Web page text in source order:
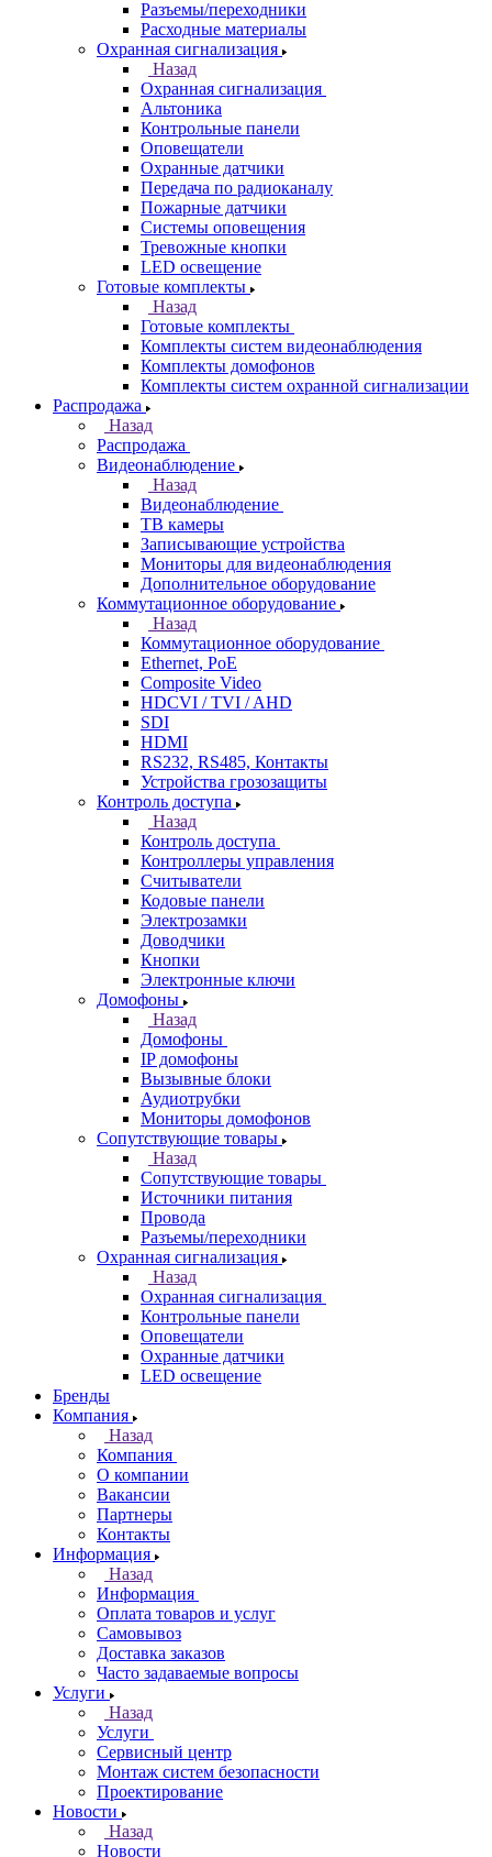
Разъемы/переходники
Расходные материалы
Охранная сигнализация
Назад
Охранная сигнализация
Альтоника
Контрольные панели
Оповещатели
Охранные датчики
Передача по радиоканалу
Пожарные датчики
Системы оповещения
Тревожные кнопки
LED освещение
Готовые комплекты
Назад
Готовые комплекты
Комплекты систем видеонаблюдения
Комплекты домофонов
Комплекты систем охранной сигнализации
Распродажа
Назад
Распродажа
Видеонаблюдение
Назад
Видеонаблюдение
ТВ камеры
Записывающие устройства
Мониторы для видеонаблюдения
Дополнительное оборудование
Коммутационное оборудование
Назад
Коммутационное оборудование
Ethernet, PoE
Composite Video
HDCVI / TVI / AHD
SDI
HDMI
RS232, RS485, Контакты
Устройства грозозащиты
Контроль доступа
Назад
Контроль доступа
Контроллеры управления
Считыватели
Кодовые панели
Электрозамки
Доводчики
Кнопки
Электронные ключи
Домофоны
Назад
Домофоны
IP домофоны
Вызывные блоки
Аудиотрубки
Мониторы домофонов
Сопутствующие товары
Назад
Сопутствующие товары
Источники питания
Провода
Разъемы/переходники
Охранная сигнализация
Назад
Охранная сигнализация
Контрольные панели
Оповещатели
Охранные датчики
LED освещение
Бренды
Компания
Назад
Компания
О компании
Вакансии
Партнеры
Контакты
Информация
Назад
Информация
Оплата товаров и услуг
Самовывоз
Доставка заказов
Часто задаваемые вопросы
Услуги
Назад
Услуги
Сервисный центр
Монтаж систем безопасности
Проектирование
Новости
Назад
Новости